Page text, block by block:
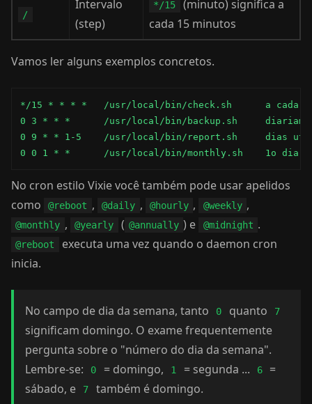
/
Intervalo
(step)
*/15
(minuto) significa a
cada 15 minutos
Vamos ler alguns exemplos concretos.
*/15 * * * *   /usr/local/bin/check.sh      a cada 15
0 3 * * *      /usr/local/bin/backup.sh
0 9 * * 1-5    /usr/local/bin/report.sh     dias
0 0 1 * *      /usr/local/bin/monthly.sh    1o dia de
No cron estilo Vixie você também pode usar apelidos
como
@reboot , @daily , @hourly , @weekly ,
@monthly , @yearly ( @annually ) e @midnight .
@reboot
executa uma vez quando o daemon cron
inicia.
No campo de dia da semana, tanto 0 quanto 7
significam domingo. O exame frequentemente
pergunta sobre o "número do dia da semana".
Lembre-se:
0 = domingo, 1 = segunda ... 6
=
sábado, e
7 também é domingo.